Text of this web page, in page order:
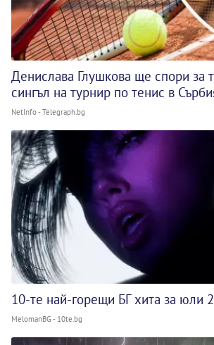
Денислава Глушкова ще спори за
сингъл на турнир по тенис в
NetInfo - Telegraph.bg
10-те най-горещи БГ хита за юли
MelomanBG - 10te.bg